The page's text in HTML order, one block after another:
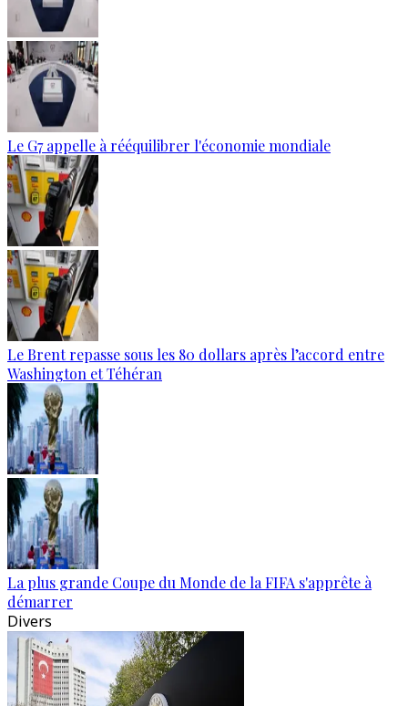
Le G7 appelle à rééquilibrer l'économie mondiale
Le Brent repasse sous les 80 dollars après l’accord entre
Washington et Téhéran
La plus grande Coupe du Monde de la FIFA s'apprête à
démarrer
Divers